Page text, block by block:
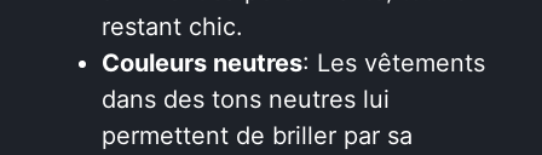
restant chic.
Couleurs neutres: Les vêtements
dans des tons neutres lui
permettent de briller par sa